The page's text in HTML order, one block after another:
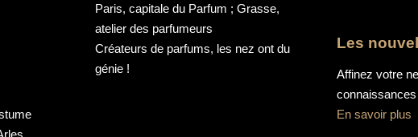
Paris, capitale du Parfum ; Grasse,
atelier des parfumeurs
Créateurs de parfums, les nez ont du
génie !
Les
Affinez votre
En savoir plus